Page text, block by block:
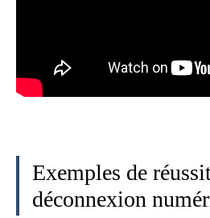
Exemples de
déconnexion